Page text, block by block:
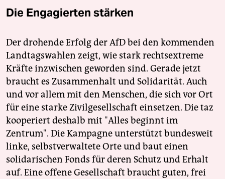
Die Engagierten stärken
Der drohende Erfolg der AfD bei den kommenden
Landtagswahlen zeigt, wie stark rechtsextreme
Kräfte inzwischen geworden sind. Gerade jetzt
braucht es Zusammenhalt und Solidarität. Auch
und vor allem mit den Menschen, die sich vor Ort
für eine starke Zivilgesellschaft einsetzen. Die taz
kooperiert deshalb mit "Alles beginnt im
Zentrum". Die Kampagne unterstützt bundesweit
linke, selbstverwaltete Orte und baut einen
solidarischen Fonds für deren Schutz und Erhalt
auf. Eine offene Gesellschaft braucht guten, frei